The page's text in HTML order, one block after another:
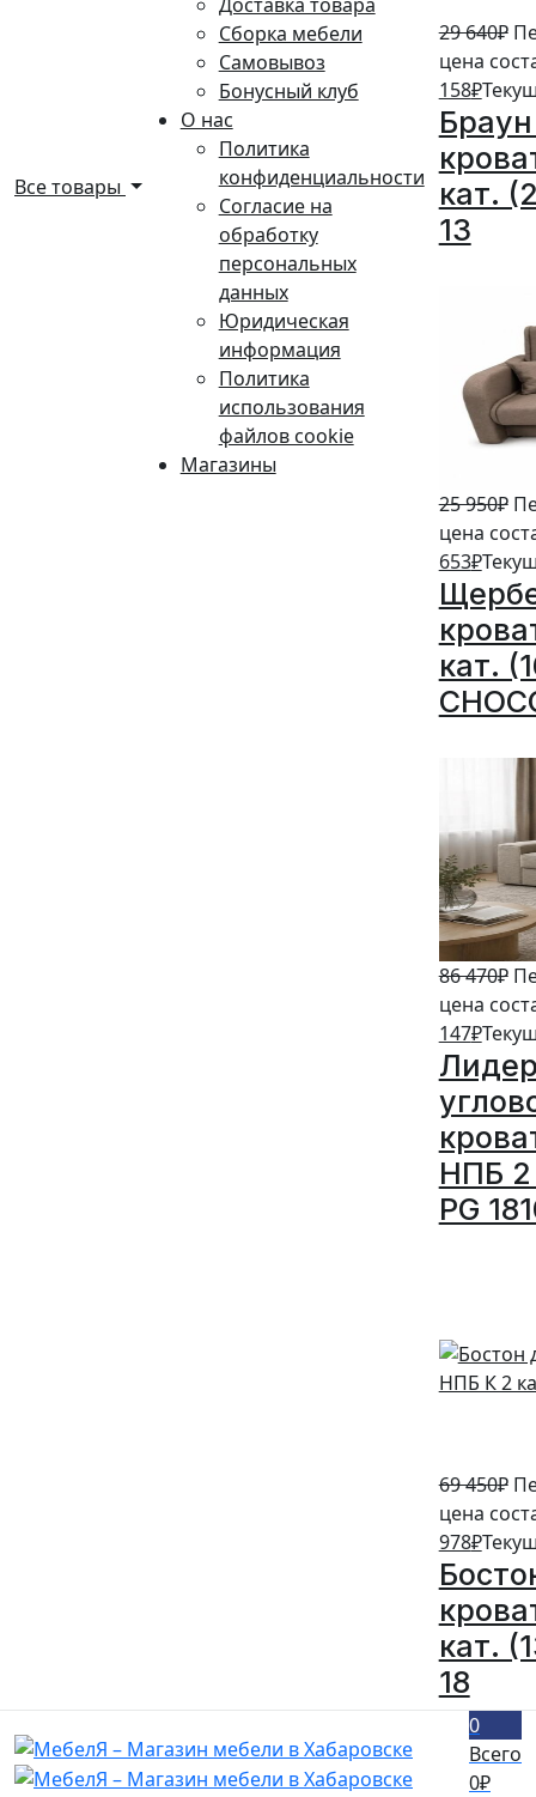
Все товары
Сборка мебели
Самовывоз
Бонусный клуб
О нас
Политика
конфиденциальности
Согласие на
обработку
персональных
данных
Юридическая
информация
Политика
использования
файлов cookie
Магазины
29 640₽
цена
158₽
кат.
13
25 950₽
цена
653₽
кат.
86 470₽
цена
147₽
НПБ 2
PG
69 450₽
цена
978₽
кат.
18
0
Всего
0₽